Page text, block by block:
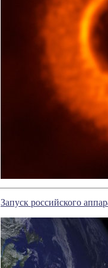
Запуск российского